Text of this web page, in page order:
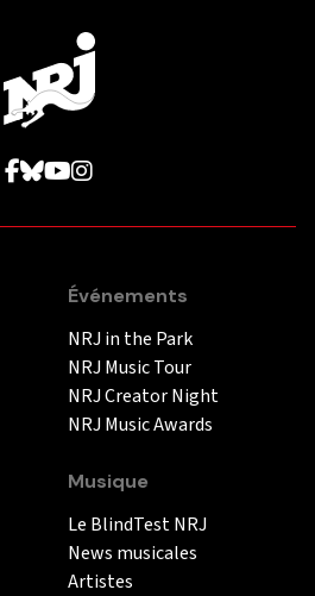
Événements
NRJ in the Park
NRJ Music Tour
NRJ Creator Night
NRJ Music Awards
Musique
Le BlindTest NRJ
News musicales
Artistes